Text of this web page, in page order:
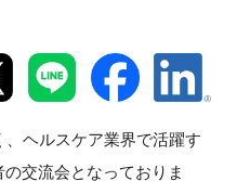
ヘルスケア業界で活躍す
交流会となっておりま